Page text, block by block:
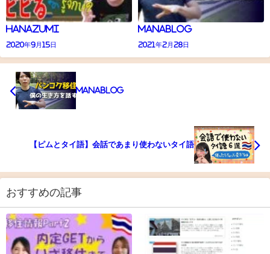
Hanazumi
2020年9月15日
manaBlog
2021年2月28日
manaBlog
【ピムとタイ語】会話であまり使わないタイ語
おすすめの記事